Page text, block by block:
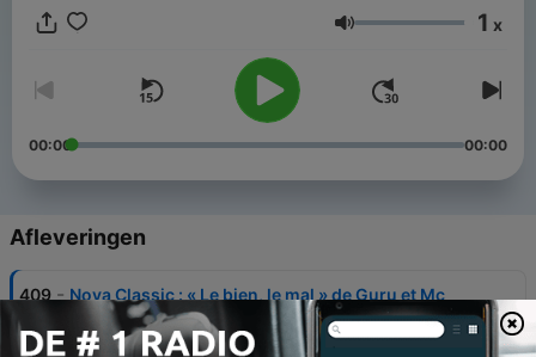
Volume 1 x
00:00 00:00
Afleveringen
409 - Nova Classic : « Le bien, le mal » de Guru et Mc
Solaar
25 jun. 2021